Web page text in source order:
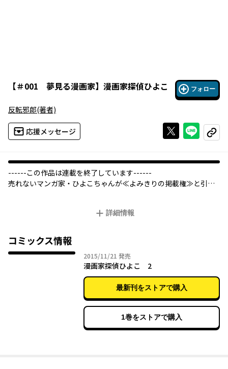
【＃001 夢見る漫画家】 漫画家探偵ひよこ フォロー
反転邪郎(著者)
応援メッセージ Xで投稿する
ライン
コピー
------この作品は連載を終了しています------
売れないマンガ家・ひよこちゃんが≪よみきりの掲載権≫と引き
って、マンガ家じゃなくて探偵じゃないですかー。売れっ子マン
「思春鬼のふたり」の反転邪郎が描く、探偵兼業マンガ家まん
が！
詳細情報
コミックス情報
2015/11/21 2015年11月21日
発売
漫画家探偵ひよこ 2
最新刊をストアで購入
1巻をストアで購入